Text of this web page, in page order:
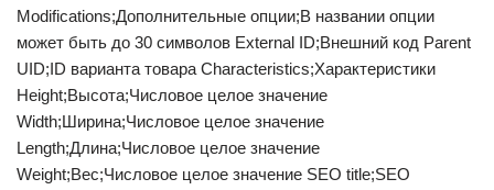
Modifications;Дополнительные опции;В названии опции
может быть до 30 символов External ID;Внешний код Parent
UID;ID варианта товара Characteristics;Характеристики
Height;Высота;Числовое целое значение
Width;Ширина;Числовое целое значение
Length;Длина;Числовое целое значение
Weight;Вес;Числовое целое значение SEO title;SEO